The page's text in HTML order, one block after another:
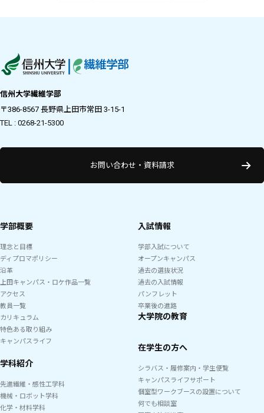
信州大学繊維学部
〒386-8567 長野県上田市常田 3-15-1
TEL : 0268-21-5300
お問い合わせ・資料請求
学部概要
理念と目標
ディプロマポリシー
沿革
上田キャンパス・ロケ作品一覧
アクセス
教員一覧
カリキュラム
特色ある取り組み
キャンパスライフ
学科紹介
先進繊維・感性工学科
機械・ロボット学科
化学・材料学科
入試情報
学部入試について
オープンキャンパス
過去の選抜状況
過去の入試情報
パンフレット
卒業後の進路
大学院の教育
在学生の方へ
シラバス・履修案内・学生便覧
キャンパスライフサポート
個室型ワークブースの設置について
何でも相談室